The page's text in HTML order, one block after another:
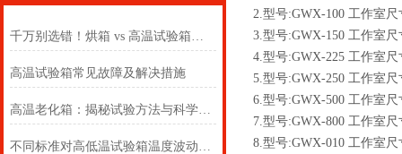
千万别选错！烘箱 vs 高温试验箱，90% 工程人都弄混了
高温试验箱常见故障及解决措施
高温老化箱：揭秘试验方法与科学原理
不同标准对高低温试验箱温度波动度的定义
2.型号:GWX-100 工作室
3.型号:GWX-150 工作室
4.型号:GWX-225 工作室
5.型号:GWX-250 工作室
6.型号:GWX-500 工作室
7.型号:GWX-800 工作室
8.型号:GWX-010 工作室尺